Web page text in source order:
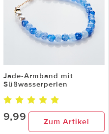
Jade-Armband mit
Süßwasserperlen
9,99 Zum Artikel